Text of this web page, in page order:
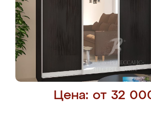
Цена: от 32